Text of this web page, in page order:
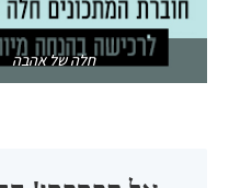
חלה של אהבה